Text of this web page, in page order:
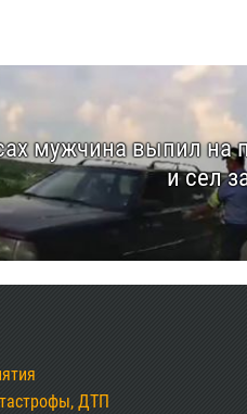
мужчина выпил на
и сел
ДТП